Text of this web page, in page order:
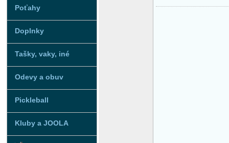
Poťahy
Doplnky
Tašky, vaky, iné
Odevy a obuv
Pickleball
Kluby a JOOLA